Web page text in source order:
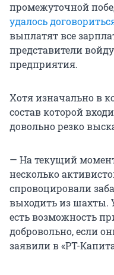
промежуточной
удалось
выплатят все
представители
предприятия.
Хотя изначально в
состав которой
довольно резко
— На текущий
несколько
спровоцировали
выходить из шахты.
есть возможность
добровольно, если
заявили в «РТ-